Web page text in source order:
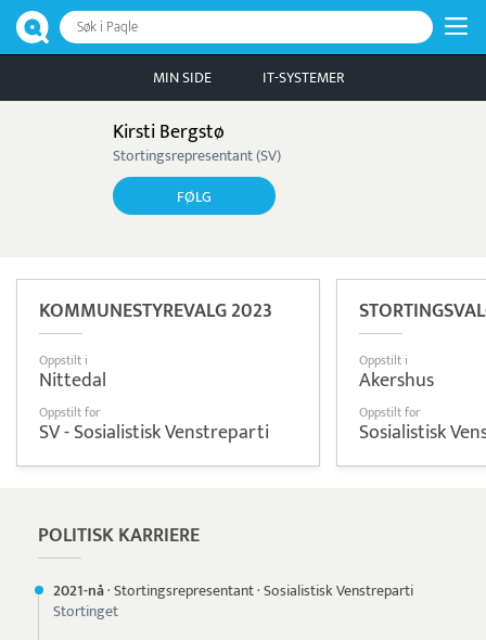
Søk i Paqle
MIN SIDE IT-SYSTEMER
Kirsti Bergstø
Stortingsrepresentant (SV)
FØLG
KOMMUNESTYREVALG 2023
Oppstilt i
Nittedal
Oppstilt for
SV - Sosialistisk Venstreparti
Oppstilt i
Akershus
Oppstilt for
Sosialistisk
POLITISK KARRIERE
2021-nå·Stortingsrepresentant·Sosialistisk Venstreparti
Stortinget